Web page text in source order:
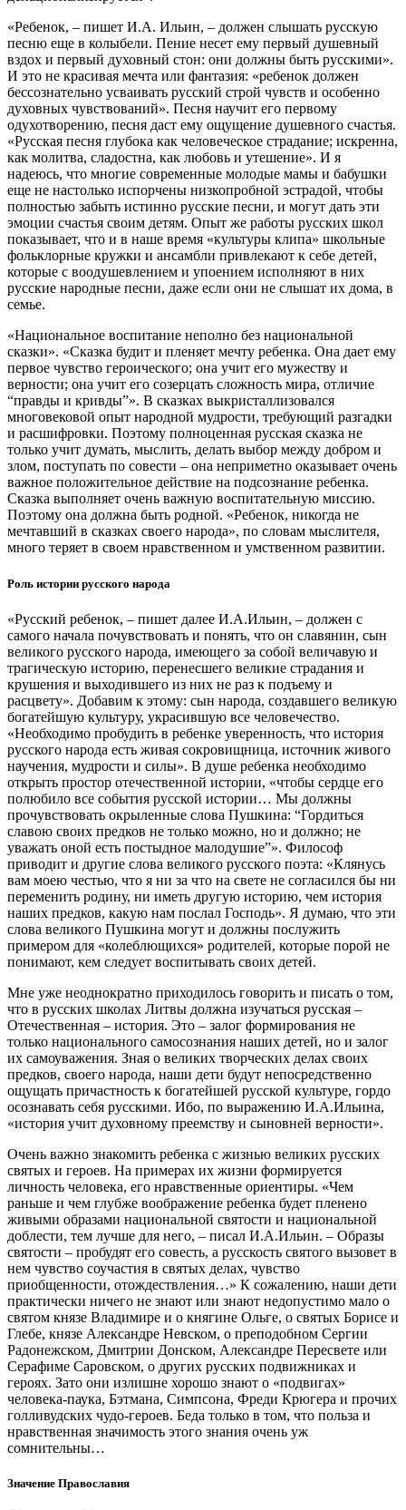
«Ребенок, – пишет И.А. Ильин, – должен слышать русскую
песню еще в колыбели. Пение несет ему первый душевный
вздох и первый духовный стон: они должны быть русскими».
И это не красивая мечта или фантазия: «ребенок должен
бессознательно усваивать русский строй чувств и особенно
духовных чувствований». Песня научит его первому
одухотворению, песня даст ему ощущение душевного счастья.
«Русская песня глубока как человеческое страдание; искренна,
как молитва, сладостна, как любовь и утешение». И я
надеюсь, что многие современные молодые мамы и бабушки
еще не настолько испорчены низкопробной эстрадой, чтобы
полностью забыть истинно русские песни, и могут дать эти
эмоции счастья своим детям. Опыт же работы русских школ
показывает, что и в наше время «культуры клипа» школьные
фольклорные кружки и ансамбли привлекают к себе детей,
которые с воодушевлением и упоением исполняют в них
русские народные песни, даже если они не слышат их дома, в
семье.
«Национальное воспитание неполно без национальной
сказки». «Сказка будит и пленяет мечту ребенка. Она дает ему
первое чувство героического; она учит его мужеству и
верности; она учит его созерцать сложность мира, отличие
“правды и кривды”». В сказках выкристаллизовался
многовековой опыт народной мудрости, требующий разгадки
и расшифровки. Поэтому полноценная русская сказка не
только учит думать, мыслить, делать выбор между добром и
злом, поступать по совести – она неприметно оказывает очень
важное положительное действие на подсознание ребенка.
Сказка выполняет очень важную воспитательную миссию.
Поэтому она должна быть родной. «Ребенок, никогда не
мечтавший в сказках своего народа», по словам мыслителя,
много теряет в своем нравственном и умственном развитии.
Роль истории русского народа
«Русский ребенок, – пишет далее И.А.Ильин, – должен с
самого начала почувствовать и понять, что он славянин, сын
великого русского народа, имеющего за собой величавую и
трагическую историю, перенесшего великие страдания и
крушения и выходившего из них не раз к подъему и
расцвету». Добавим к этому: сын народа, создавшего великую
богатейшую культуру, украсившую все человечество.
«Необходимо пробудить в ребенке уверенность, что история
русского народа есть живая сокровищница, источник живого
научения, мудрости и силы». В душе ребенка необходимо
открыть простор отечественной истории, «чтобы сердце его
полюбило все события русской истории… Мы должны
прочувствовать окрыленные слова Пушкина: “Гордиться
славою своих предков не только можно, но и должно; не
уважать оной есть постыдное малодушие”». Философ
приводит и другие слова великого русского поэта: «Клянусь
вам моею честью, что я ни за что на свете не согласился бы ни
переменить родину, ни иметь другую историю, чем история
наших предков, какую нам послал Господь». Я думаю, что эти
слова великого Пушкина могут и должны послужить
примером для «колеблющихся» родителей, которые порой не
понимают, кем следует воспитывать своих детей.
Мне уже неоднократно приходилось говорить и писать о том,
что в русских школах Литвы должна изучаться русская –
Отечественная – история. Это – залог формирования не
только национального самосознания наших детей, но и залог
их самоуважения. Зная о великих творческих делах своих
предков, своего народа, наши дети будут непосредственно
ощущать причастность к богатейшей русской культуре, гордо
осознавать себя русскими. Ибо, по выражению И.А.Ильина,
«история учит духовному преемству и сыновней верности».
Очень важно знакомить ребенка с жизнью великих русских
святых и героев. На примерах их жизни формируется
личность человека, его нравственные ориентиры. «Чем
раньше и чем глубже воображение ребенка будет пленено
живыми образами национальной святости и национальной
доблести, тем лучше для него, – писал И.А.Ильин. – Образы
святости – пробудят его совесть, а русскость святого вызовет в
нем чувство соучастия в святых делах, чувство
приобщенности, отождествления…» К сожалению, наши дети
практически ничего не знают или знают недопустимо мало о
святом князе Владимире и о княгине Ольге, о святых Борисе и
Глебе, князе Александре Невском, о преподобном Сергии
Радонежском, Дмитрии Донском, Александре Пересвете или
Серафиме Саровском, о других русских подвижниках и
героях. Зато они излишне хорошо знают о «подвигах»
человека-паука, Бэтмана, Симпсона, Фреди Крюгера и прочих
голливудских чудо-героев. Беда только в том, что польза и
нравственная значимость этого знания очень уж
сомнительны…
Значение Православия